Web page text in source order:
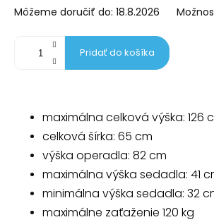
Môžeme doručiť do: 18.8.2026
Pridať do košíka
maximálna celková výška: 126
celková šírka: 65 cm
výška operadla: 82 cm
maximálna výška sedadla: 41
minimálna výška sedadla: 32
maximálne zaťaženie 120 kg